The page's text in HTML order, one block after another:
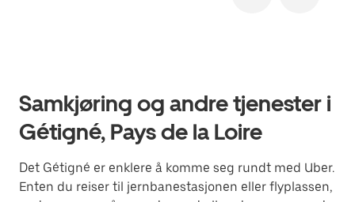
Samkjøring og andre tjenester i
Gétigné, Pays de la Loire
Det Gétigné er enklere å komme seg rundt med Uber.
Enten du reiser til jernbanestasjonen eller flyplassen,